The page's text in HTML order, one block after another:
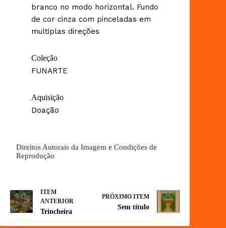
branco no modo horizontal. Fundo
de cor cinza com pinceladas em
multiplas direções
Coleção
FUNARTE
Aquisição
Doação
Direitos Autorais da Imagem e Condições de
Reprodução
ITEM
ANTERIOR
Trincheira
PRÓXIMO ITEM
Sem título